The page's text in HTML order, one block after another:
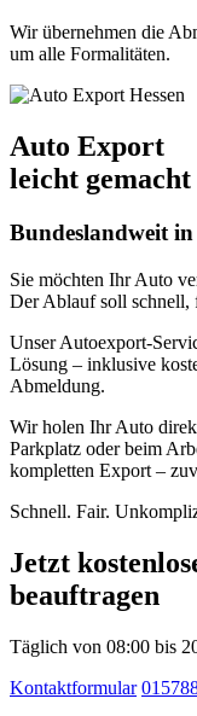
Wir übernehmen die
um alle Formalitäten.
Auto Export
leicht gemacht
Bundeslandweit
Sie möchten Ihr Auto
Der Ablauf soll schnell,
Unser Autoexport-
Lösung – inklusive
Abmeldung.
Wir holen Ihr Auto
Parkplatz oder beim
kompletten Export –
Schnell. Fair.
Jetzt
beauftragen
Täglich von 08:00 bis
Kontaktformular